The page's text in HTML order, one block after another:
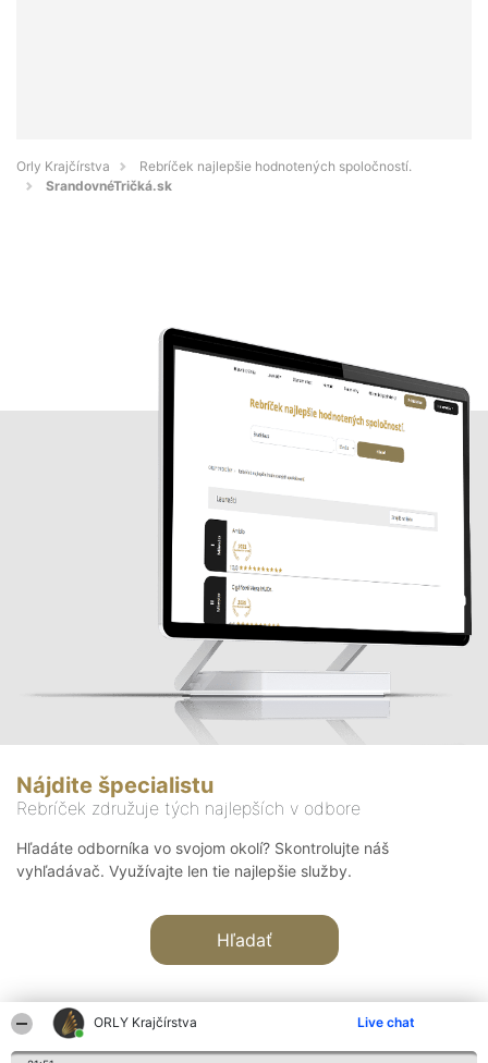
ORLY Krajčírstva Live chat
Orly Krajčírstva
Rebríček najlepšie hodnotených spoločností.
SrandovnéTričká.sk
Nájdite špecialistu
Rebríček združuje tých najlepších v odbore
Hľadáte odborníka vo svojom okolí? Skontrolujte náš
vyhľadávač. Využívajte len tie najlepšie služby.
Hľadať